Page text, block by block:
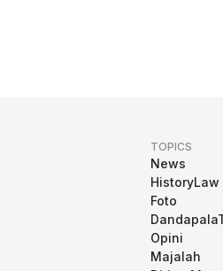
TOPICS
News
HistoryLaw
Foto
Opini
Majalah